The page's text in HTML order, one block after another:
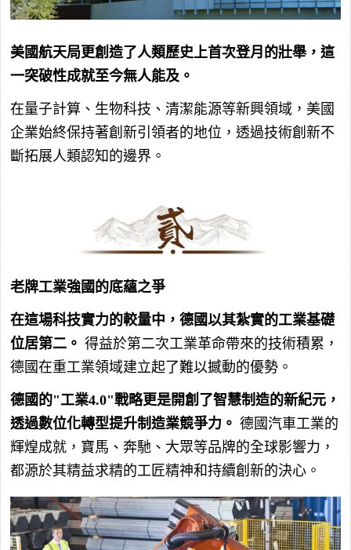
美國航天局更創造了人類歷史上首次登月的壯舉，這
一突破性成就至今無人能及。
在量子計算、生物科技、清潔能源等新興領域，美國
企業始終保持著創新引領者的地位，透過技術創新不
斷拓展人類認知的邊界。
老牌工業強國的底蘊之爭
在這場科技實力的較量中，德國以其紮實的工業基礎
位居第二。 得益於第二次工業革命帶來的技術積累，
德國在重工業領域建立起了難以撼動的優勢。
德國的"工業4.0"戰略更是開創了智慧制造的新紀元，
透過數位化轉型提升制造業競爭力。 德國汽車工業的
輝煌成就，寶馬、奔馳、大眾等品牌的全球影響力，
都源於其精益求精的工匠精神和持續創新的決心。